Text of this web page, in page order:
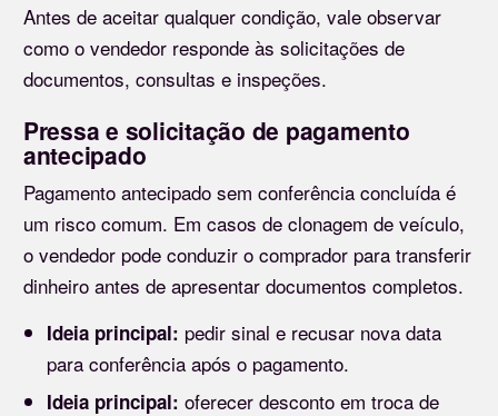
Antes de aceitar qualquer condição, vale observar
como o vendedor responde às solicitações de
documentos, consultas e inspeções.
Pressa e solicitação de pagamento
antecipado
Pagamento antecipado sem conferência concluída é
um risco comum. Em casos de clonagem de veículo,
o vendedor pode conduzir o comprador para transferir
dinheiro antes de apresentar documentos completos.
Ideia principal: pedir sinal e recusar nova data
para conferência após o pagamento.
Ideia principal: oferecer desconto em troca de